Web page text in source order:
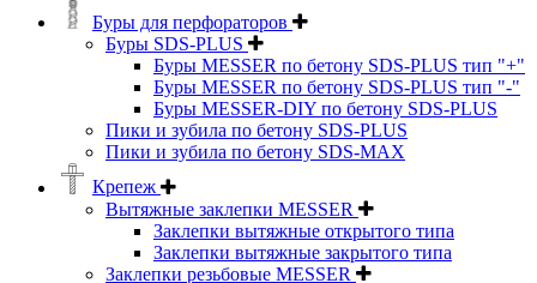
Буры для перфораторов
Буры SDS-PLUS
Буры MESSER по бетону SDS-PLUS тип "+"
Буры MESSER по бетону SDS-PLUS тип "-"
Буры MESSER-DIY по бетону SDS-PLUS
Пики и зубила по бетону SDS-PLUS
Пики и зубила по бетону SDS-MAX
Крепеж
Вытяжные заклепки MESSER
Заклепки вытяжные открытого типа
Заклепки вытяжные закрытого типа
Заклепки резьбовые MESSER